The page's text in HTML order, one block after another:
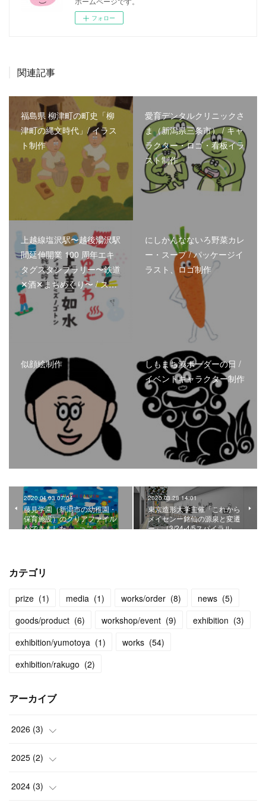
フォロー
関連記事
福島県 柳津町の町史「柳
津町の縄文時代」/ イラス
ト制作
愛育デンタルクリニックさ
ま（新潟県三条市） / キャ
ラクター・ロゴ・看板イラ
スト制作
上越線塩沢駅〜越後湯沢駅
間延伸開業 100 周年エキ
タグスタンプラリー〜鉄道
✕酒✕まちめぐり〜 / ス…
にしかんなないろ野菜カレ
ー・スープ / パッケージイ
ラスト、ロゴ制作
似顔絵制作
しもまち湊ボーダーの日 /
イベントキャラクター制作
2020.04.03 07:04
藤見学園（新潟市の幼稚園・
保育施設）のクリアファイル
ができました。
2020.03.28 14:01
東京造形大学主催「これから
メイセンー銘仙の源泉と変遷
ー」（3/24-4/5スパイラル…
カテゴリ
prize (1) media (1) works/order (8) news (5)
goods/product (6) workshop/event (9) exhibition (3)
exhibition/yumotoya (1) works (54)
exhibition/rakugo (2)
アーカイブ
2026 (3)
(2
(1
2025 (2)
(1
2024 (3)